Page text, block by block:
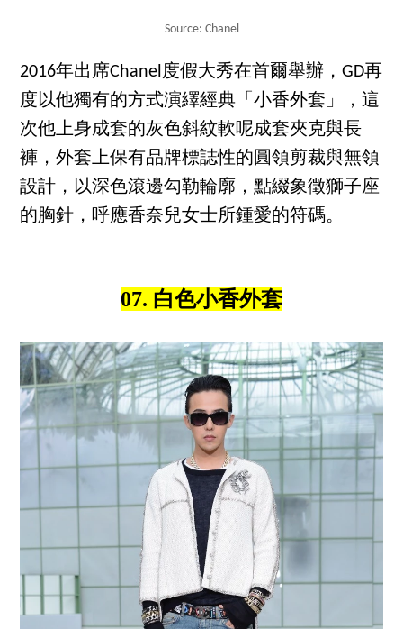
Source: Chanel
2016年出席Chanel度假大秀在首爾舉辦，GD再
度以他獨有的方式演繹經典「小香外套」，這
次他上身成套的灰色斜紋軟呢成套夾克與長
褲，外套上保有品牌標誌性的圓領剪裁與無領
設計，以深色滾邊勾勒輪廓，點綴象徵獅子座
的胸針，呼應香奈兒女士所鍾愛的符碼。
07. 白色小香外套